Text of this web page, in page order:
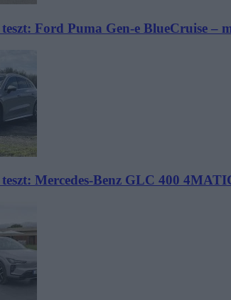
Ford Puma Gen-e BlueCruise –
Mercedes-Benz GLC 400